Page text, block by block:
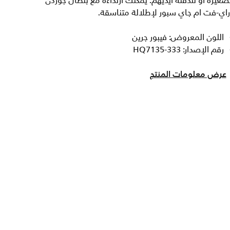
فت ام جاي سبور لإطلالة متناسقة.
اللون المعروض: فيبور جرين
رقم الإصدار: HQ7135-333
عرض معلومات المنتج